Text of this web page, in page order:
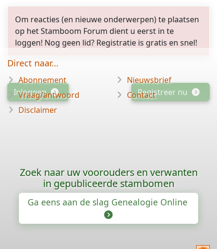
Om reacties (en nieuwe onderwerpen) te plaatsen
op het Stamboom Forum dient u eerst in te
loggen! Nog geen lid? Registratie is gratis en snel!
Inloggen Registreer nu
Direct naar...
Abonnement
Vraag/antwoord
Disclaimer
Nieuwsbrief
Contact
Zoek naar uw voorouders en verwanten
in gepubliceerde stambomen
Ga eens aan de slag Genealogie Online